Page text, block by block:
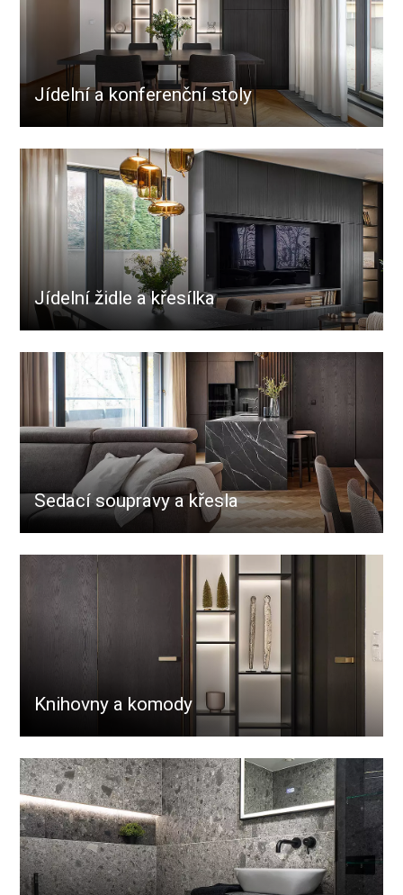
Jídelní a konferenční stoly
Jídelní židle a křesílka
Sedací soupravy a křesla
Knihovny a komody